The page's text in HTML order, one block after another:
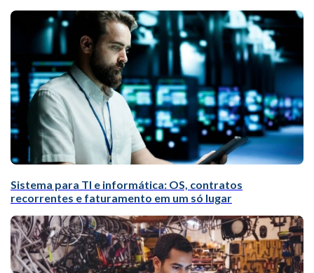
Sistema para TI e informática: OS, contratos
recorrentes e faturamento em um só lugar